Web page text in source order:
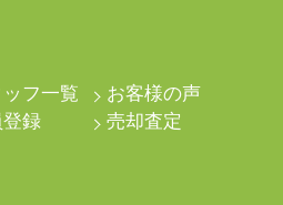
フ一覧
お客様の声
録
売却査定